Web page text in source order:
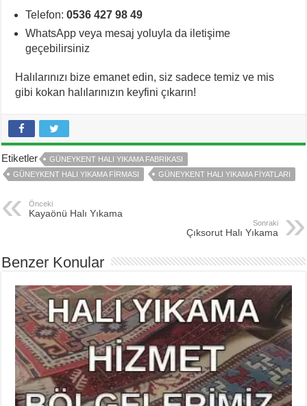
Telefon:0536 427 98 49
WhatsApp veya mesaj yoluyla da iletişime
geçebilirsiniz
Halılarınızı bize emanet edin, siz sadece temiz ve mis
gibi kokan halılarınızın keyfini çıkarın!
Etiketler
GÜNEYKENT HALI YIKAMA FABRIKASI
GÜNEYKENT HALI YIKAMA FIRMASI
GÜNEYKENT HALI YIKAMA FIYATLARI
Önceki
Kayaönü Halı Yıkama
Sonraki
Çıksorut Halı Yıkama
Benzer Konular